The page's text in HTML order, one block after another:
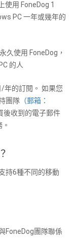
使用 FoneDog 1
PC 一年或幾年的
久使用 FoneDog，
的人
年的訂閱。 如果您
團隊 （郵箱：
後收到的電子郵件
持6種不同的移動
FoneDog團隊聯係